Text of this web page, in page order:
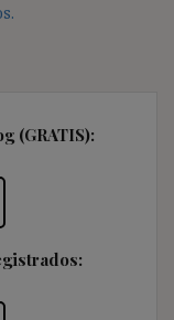
(GRATIS):